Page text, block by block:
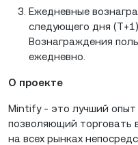
Ежедневные
следующего дня
Вознаграждения
ежедневно.
О проекте
Mintify - это лучший опыт
позволяющий торговать
на всех рынках